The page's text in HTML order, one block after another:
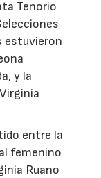
Tenorio
estuvieron
y la
entre la
femenino
Ruano